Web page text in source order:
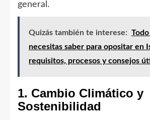
general.
Quizás también te interese:
necesitas saber para opositar en
requisitos, procesos y consejos
1. Cambio Climático y
Sostenibilidad